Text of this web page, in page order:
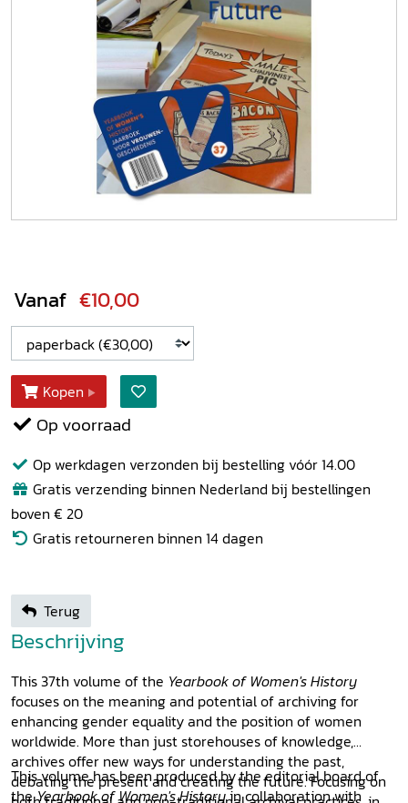
Vanaf €10,00
Kopen
Op voorraad
Op werkdagen verzonden bij bestelling vóór 14.00
Gratis verzending binnen Nederland bij bestellingen
boven € 20
Gratis retourneren binnen 14 dagen
Terug
Beschrijving
This 37th volume of the Yearbook of Women's History
focuses on the meaning and potential of archiving for
enhancing gender equality and the position of women
worldwide. More than just storehouses of knowledge,
archives offer new ways for understanding the past,
debating the present and creating the future. Focusing on
This volume has been produced by the editorial board of
theYearbook of Women's Historyin collaboration with